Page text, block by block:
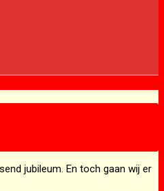
jubileum. En toch gaan wij er